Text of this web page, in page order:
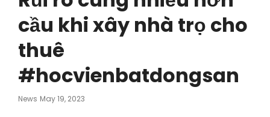
cầu khi xây nhà trọ cho
thuê
#hocvienbatdongsan
News Posted
May 19, 2023